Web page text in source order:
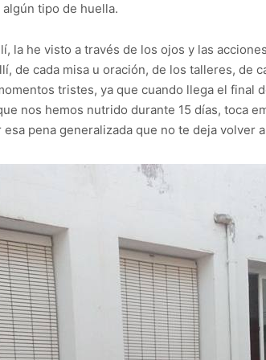
tipo de huella.
la he visto a través de los ojos y las
de cada misa u oración, de los talleres, de
tristes, ya que cuando llega el final
nos hemos nutrido durante 15 días, toca
pena generalizada que no te deja volver